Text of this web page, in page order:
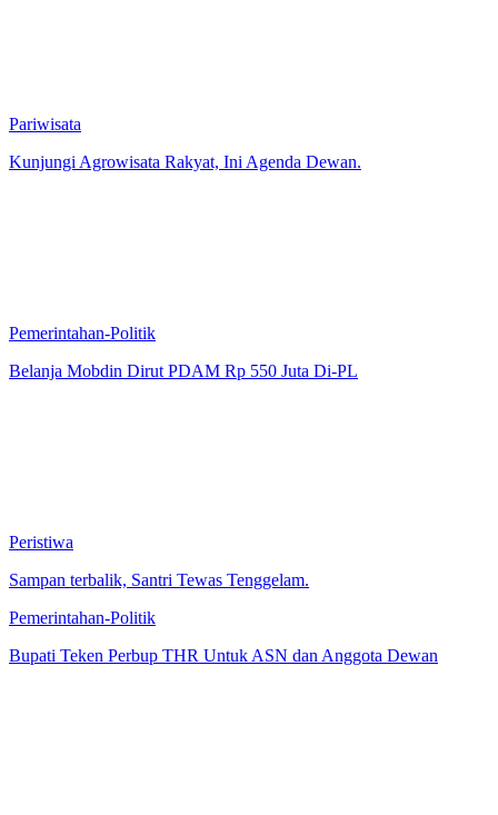
Pariwisata
Kunjungi Agrowisata Rakyat, Ini Agenda Dewan.
Pemerintahan-Politik
Belanja Mobdin Dirut PDAM Rp 550 Juta Di-PL
Peristiwa
Sampan terbalik, Santri Tewas Tenggelam.
Pemerintahan-Politik
Bupati Teken Perbup THR Untuk ASN dan Anggota Dewan